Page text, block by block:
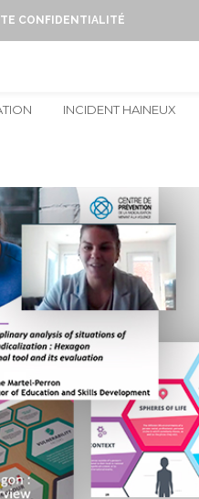
CONFIDENTIALITÉ
INCIDENT HAINEUX